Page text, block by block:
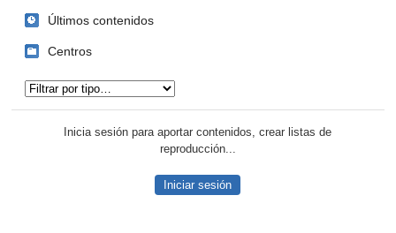
Últimos contenidos
Centros
Inicia sesión para aportar contenidos, crear listas de
reproducción...
Iniciar sesión